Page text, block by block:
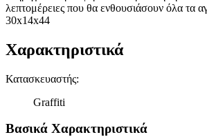
λεπτομέρειες που θα ενθουσιάσουν όλα τα
30x14x44
Χαρακτηριστικά
Κατασκευαστής:
Graffiti
Βασικά Χαρακτηριστικά